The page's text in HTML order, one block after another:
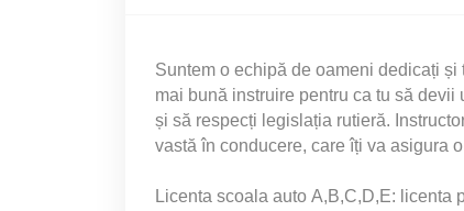
Suntem o echipă de oameni dedicați
mai bună instruire pentru ca tu să
și să respecți legislația rutieră.
vastă în conducere, care îți va asigura
Licenta scoala auto A,B,C,D,E: licenta